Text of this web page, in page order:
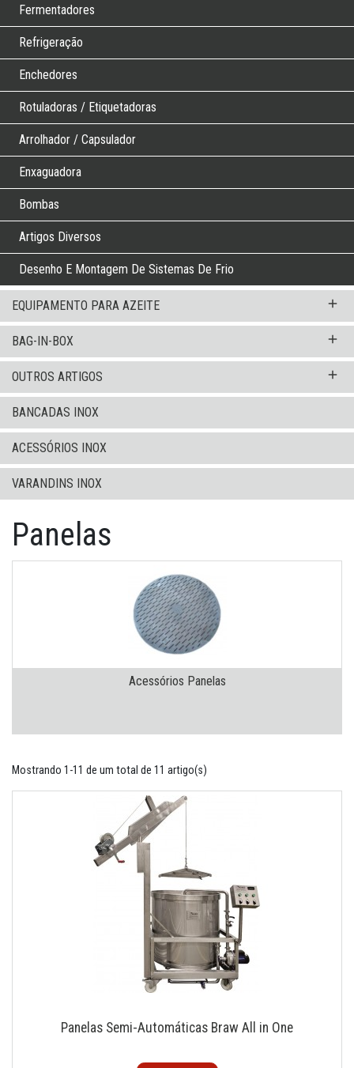
Fermentadores
Refrigeração
Enchedores
Rotuladoras / Etiquetadoras
Arrolhador / Capsulador
Enxaguadora
Bombas
Artigos Diversos
Desenho E Montagem De Sistemas De Frio
EQUIPAMENTO PARA AZEITE add
BAG-IN-BOX add
OUTROS ARTIGOS add
BANCADAS INOX
ACESSÓRIOS INOX
VARANDINS INOX
Panelas
Acessórios Panelas
Mostrando 1-11 de um total de 11 artigo(s)
Panelas Semi-Automáticas Braw All in One